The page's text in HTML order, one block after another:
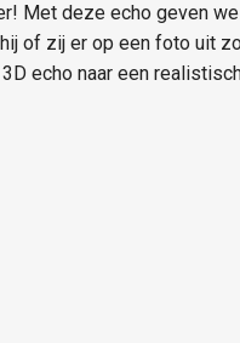
Met deze echo geven
of zij er op een foto uit
echo naar een